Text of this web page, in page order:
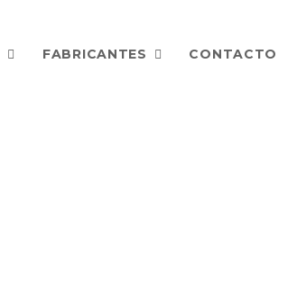
FABRICANTES CONTACTO